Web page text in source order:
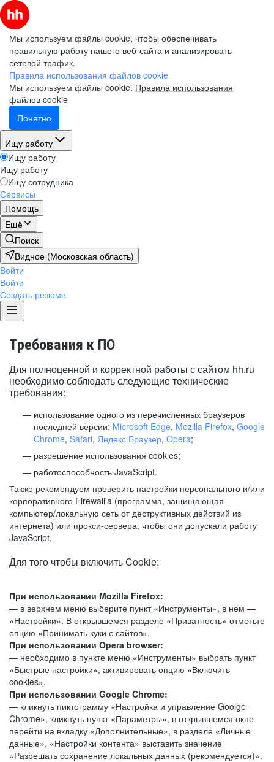
Мы используем файлы cookie, чтобы обеспечивать
правильную работу нашего веб-сайта и анализировать
сетевой трафик.
Правила использования файлов cookie
Мы используем файлы cookie. Правила использования
файлов cookie
Понятно
Ищу работу
Ищу работу
Ищу работу
Ищу сотрудника
Сервисы
Помощь
Ещё
Поиск
Видное (Московская область)
Войти
Войти
Создать резюме
Требования к ПО
Для полноценной и корректной работы с сайтом hh.ru
необходимо соблюдать следующие технические
требования:
использование одного из перечисленных браузеров
последней версии: Microsoft Edge, Mozilla Firefox, Google
Chrome, Safari, Яндекс.Браузер, Opera;
разрешение использования cookies;
работоспособность JavaScript.
Также рекомендуем проверить настройки персонального и/или
корпоративного Firewall'a (программа, защищающая
компьютер/локальную сеть от деструктивных действий из
интернета) или прокси-сервера, чтобы они допускали работу
JavaScript.
Для того чтобы включить Cookie:
При использовании Mozilla Firefox:
— в верхнем меню выберите пункт «Инструменты», в нем —
«Настройки». В открывшемся разделе «Приватность» отметьте
опцию «Принимать куки с сайтов».
При использовании Opera browser:
— необходимо в пункте меню «Инструменты» выбрать пункт
«Быстрые настройки», активировать опцию «Включить
cookies».
При использовании Google Chrome:
— кликнуть пиктограмму «Настройка и управление Goolge
Chrome», кликнуть пункт «Параметры», в открывшемся окне
перейти на вкладку «Дополнительные», в разделе «Личные
данные», «Настройки контента» выставить значение
«Разрешать сохранение локальных данных (рекомендуется)».